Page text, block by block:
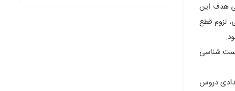
هدف این
لزوم قطع
شناسی
دروس